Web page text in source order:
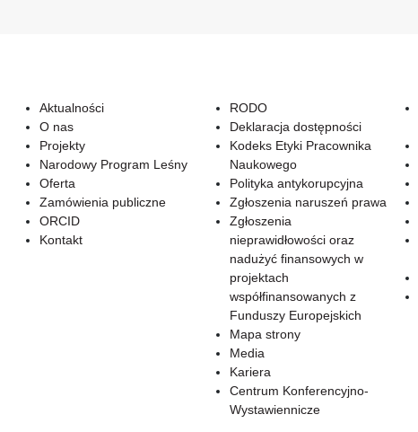
Aktualności
O nas
Projekty
Narodowy Program Leśny
Oferta
Zamówienia publiczne
ORCID
Kontakt
RODO
Deklaracja dostępności
Kodeks Etyki Pracownika
Naukowego
Polityka antykorupcyjna
Zgłoszenia naruszeń prawa
Zgłoszenia
nieprawidłowości oraz
nadużyć finansowych w
projektach
współfinansowanych z
Funduszy Europejskich
Mapa strony
Media
Kariera
Centrum Konferencyjno-
Wystawiennicze